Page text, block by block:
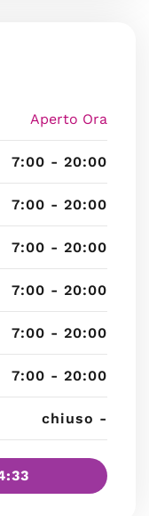
Aperto Ora
7:00 - 20:00
7:00 - 20:00
7:00 - 20:00
7:00 - 20:00
7:00 - 20:00
7:00 - 20:00
chiuso -